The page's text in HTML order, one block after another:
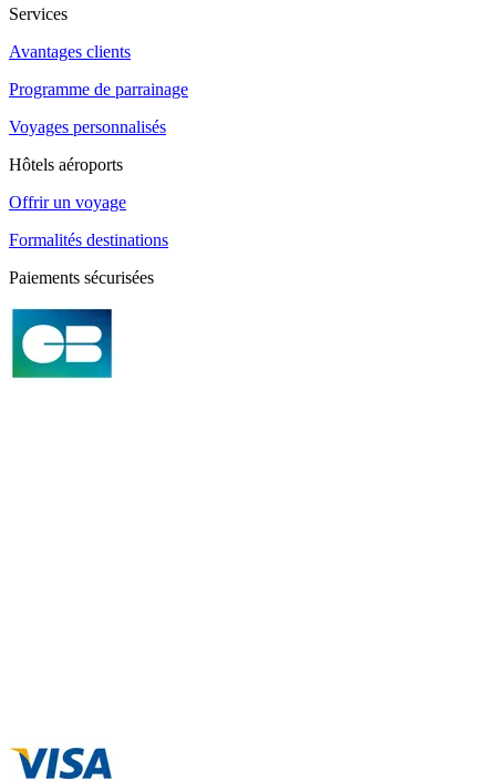
Services
Avantages clients
Programme de parrainage
Voyages personnalisés
Hôtels aéroports
Offrir un voyage
Formalités destinations
Paiements sécurisées